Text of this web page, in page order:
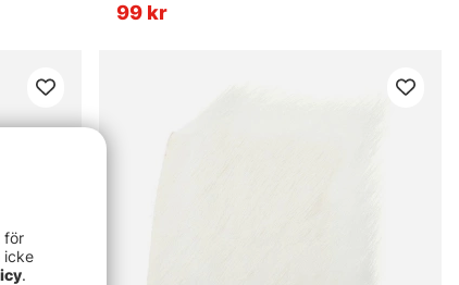
99 kr
för
icke
.